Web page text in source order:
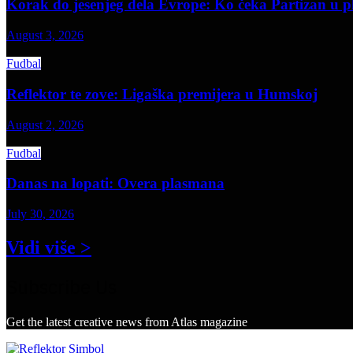
Korak do jesenjeg dela Evrope: Ko čeka Partizan u
August 3, 2026
Fudbal
Reflektor te zove: Ligaška premijera u Humskoj
August 2, 2026
Fudbal
Danas na lopati: Overa plasmana
July 30, 2026
Vidi više >
Get the latest creative news from Atlas magazine